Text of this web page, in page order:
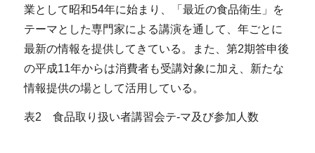
業として昭和54年に始まり、「最近の食品衛生」を
テーマとした専門家による講演を通して、年ごとに
最新の情報を提供してきている。また、第2期答申後
の平成11年からは消費者も受講対象に加え、新たな
情報提供の場として活用している。
表2 食品取り扱い者講習会テ-マ及び参加人数